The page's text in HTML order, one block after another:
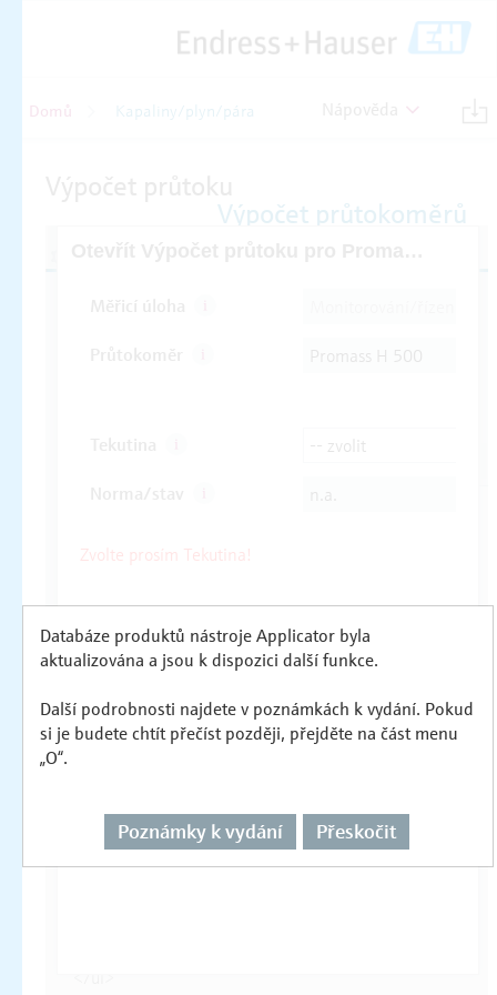
Domů Kapaliny/plyn/pára
Databáze produktů nástroje Applicator byla
aktualizována a jsou k dispozici další funkce.
Další podrobnosti najdete v poznámkách k vydání. Pokud
si je budete chtít přečíst později, přejděte na část menu
„O“.
Poznámky k vydání Přeskočit